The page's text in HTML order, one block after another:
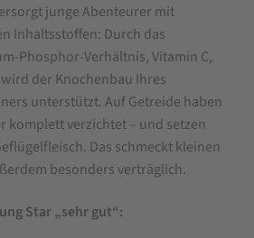
junge Abenteurer mit
Inhaltsstoffen: Durch das
Phosphor-Verhältnis, Vitamin C,
der Knochenbau Ihres
unterstützt. Auf Getreide haben
komplett verzichtet – und setzen
Das schmeckt kleinen
besonders verträglich.
Star „sehr gut“: